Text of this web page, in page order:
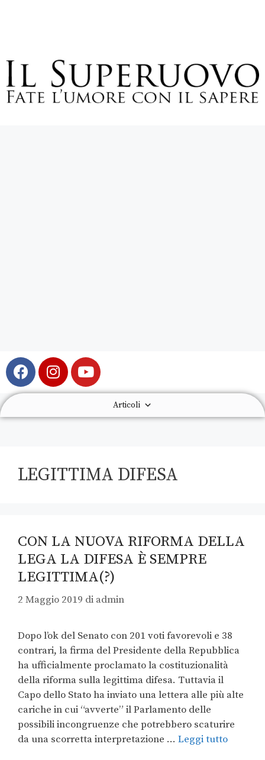
Articoli
LEGITTIMA DIFESA
CON LA NUOVA RIFORMA DELLA
LEGA LA DIFESA È SEMPRE
LEGITTIMA(?)
2 Maggio 2019 di admin
Dopo l’ok del Senato con 201 voti favorevoli e 38
contrari, la firma del Presidente della Repubblica
ha ufficialmente proclamato la costituzionalità
della riforma sulla legittima difesa. Tuttavia il
Capo dello Stato ha inviato una lettera alle più alte
cariche in cui “avverte” il Parlamento delle
possibili incongruenze che potrebbero scaturire
da una scorretta interpretazione … Leggi tutto